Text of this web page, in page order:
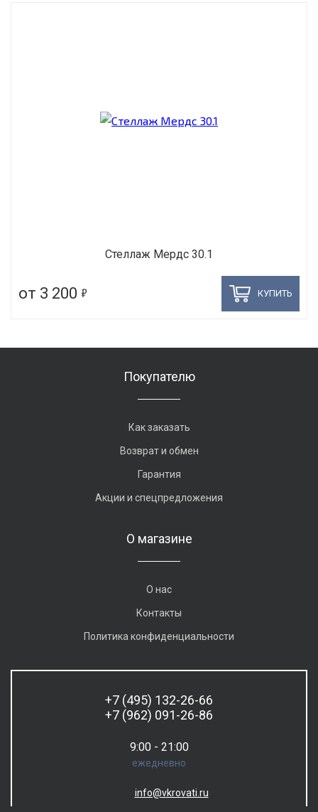
Стеллаж Мердс 30.1
от 3 200 5 КУПИТЬ
Покупателю
Как заказать
Возврат и обмен
Гарантия
Акции и спецпредложения
О магазине
О нас
Контакты
Политика конфиденциальности
+7 (495) 132-26-66
+7 (962) 091-26-86
9:00 - 21:00
ежедневно
info@vkrovati.ru